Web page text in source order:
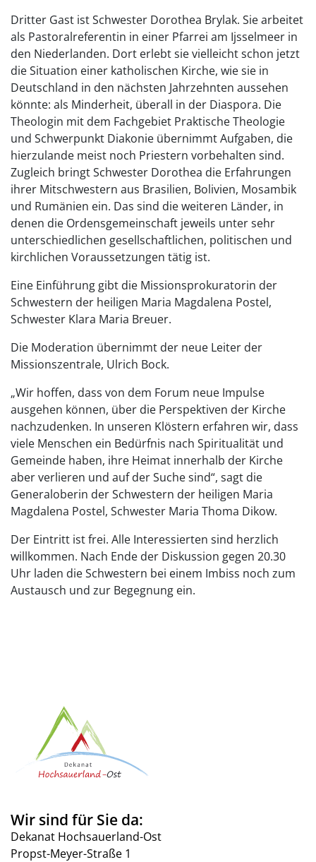
Dritter Gast ist Schwester Dorothea Brylak. Sie arbeitet
als Pastoralreferentin in einer Pfarrei am Ijsselmeer in
den Niederlanden. Dort erlebt sie vielleicht schon jetzt
die Situation einer katholischen Kirche, wie sie in
Deutschland in den nächsten Jahrzehnten aussehen
könnte: als Minderheit, überall in der Diaspora. Die
Theologin mit dem Fachgebiet Praktische Theologie
und Schwerpunkt Diakonie übernimmt Aufgaben, die
hierzulande meist noch Priestern vorbehalten sind.
Zugleich bringt Schwester Dorothea die Erfahrungen
ihrer Mitschwestern aus Brasilien, Bolivien, Mosambik
und Rumänien ein. Das sind die weiteren Länder, in
denen die Ordensgemeinschaft jeweils unter sehr
unterschiedlichen gesellschaftlichen, politischen und
kirchlichen Voraussetzungen tätig ist.
Eine Einführung gibt die Missionsprokuratorin der
Schwestern der heiligen Maria Magdalena Postel,
Schwester Klara Maria Breuer.
Die Moderation übernimmt der neue Leiter der
Missionszentrale, Ulrich Bock.
„Wir hoffen, dass von dem Forum neue Impulse
ausgehen können, über die Perspektiven der Kirche
nachzudenken. In unseren Klöstern erfahren wir, dass
viele Menschen ein Bedürfnis nach Spiritualität und
Gemeinde haben, ihre Heimat innerhalb der Kirche
aber verlieren und auf der Suche sind“, sagt die
Generaloberin der Schwestern der heiligen Maria
Magdalena Postel, Schwester Maria Thoma Dikow.
Der Eintritt ist frei. Alle Interessierten sind herzlich
willkommen. Nach Ende der Diskussion gegen 20.30
Uhr laden die Schwestern bei einem Imbiss noch zum
Austausch und zur Begegnung ein.
Wir sind für Sie da:
Dekanat Hochsauerland-Ost
Propst-Meyer-Straße 1